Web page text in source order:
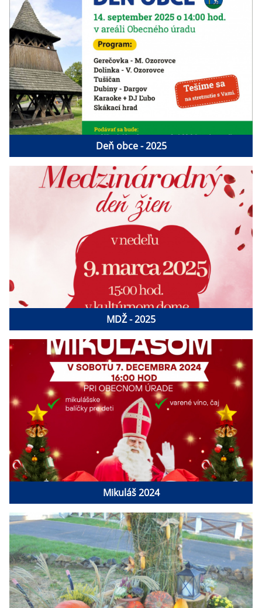
Deň obce - 2025
MDŽ - 2025
Mikuláš 2024